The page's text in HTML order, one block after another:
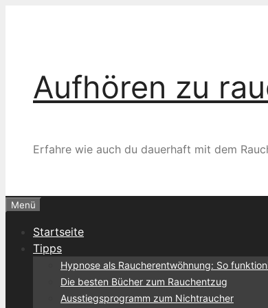
Aufhören zu
Erfahre wie auch du dauerhaft mit dem
Menü
Startseite
Tipps
Hypnose als Raucherentwöhnung: So
Die besten Bücher zum Rauchentzug
Ausstiegsprogramm zum Nichtraucher